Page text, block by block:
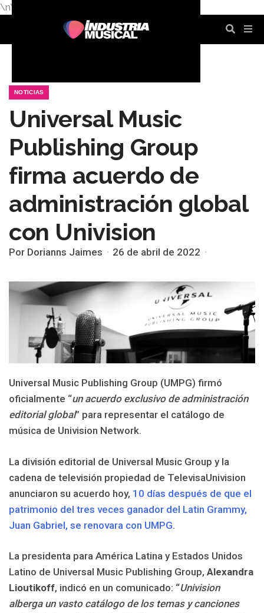
\n\n
NOTICIAS
Universal Music
Publishing Group
firma acuerdo de
administración global
con Univision
Por Dorianns Jaimes 26 de abril de 2022
Universal Music Publishing Group (UMPG) firmó
oficialmente “un acuerdo exclusivo de administración
editorial global” para representar el catálogo de
música de Univision Network.
La división editorial de Universal Music Group y la
cadena de televisión propiedad de TelevisaUnivision
anunciaron su acuerdo hoy, 10 días después de que el
patrimonio del tres veces ganador del Latin Grammy,
Juan Gabriel, se renovara con UMPG.
La presidenta para América Latina y Estados Unidos
Latino de Universal Music Publishing Group, Alexandra
Lioutikoff, indicó en un comunicado: “Univision
alberga un vasto catálogo de los temas y canciones